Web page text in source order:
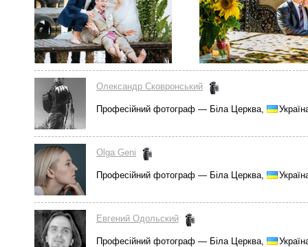
Олександр Сковронський
Професійний фотограф — Біла Церква,
Olga Geni
Професійний фотограф — Біла Церква,
Евгений Одольский
Професійний фотограф — Біла Церква,